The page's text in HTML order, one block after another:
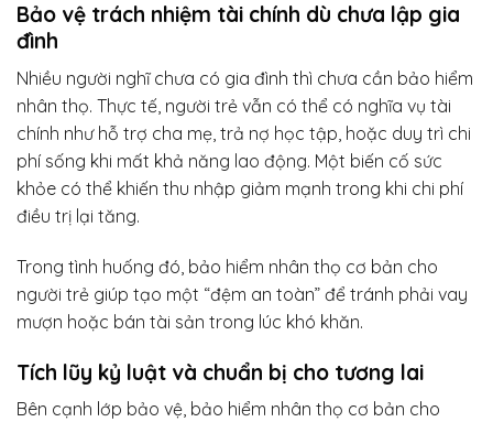
Bảo vệ trách nhiệm tài chính dù chưa lập gia
đình
Nhiều người nghĩ chưa có gia đình thì chưa cần bảo hiểm
nhân thọ. Thực tế, người trẻ vẫn có thể có nghĩa vụ tài
chính như hỗ trợ cha mẹ, trả nợ học tập, hoặc duy trì chi
phí sống khi mất khả năng lao động. Một biến cố sức
khỏe có thể khiến thu nhập giảm mạnh trong khi chi phí
điều trị lại tăng.
Trong tình huống đó, bảo hiểm nhân thọ cơ bản cho
người trẻ giúp tạo một “đệm an toàn” để tránh phải vay
mượn hoặc bán tài sản trong lúc khó khăn.
Tích lũy kỷ luật và chuẩn bị cho tương lai
Bên cạnh lớp bảo vệ, bảo hiểm nhân thọ cơ bản cho